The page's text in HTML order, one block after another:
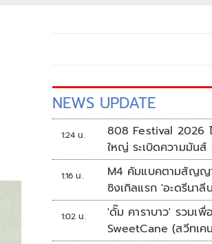
NEWS UPDATE
1:24 น.
808 Festival 2026
ใหญ่ ระเบิดความมัน
ต.ค.นี้
1:16 น.
M4 คัมแบคตามสัญญ
ซิงเกิลแรก 'อะดรีนาลี
1:02 น.
'ดั๊ม คาราบาว' รวมเ
SweetCane (สวีทเค